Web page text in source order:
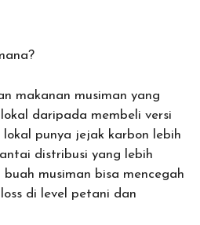
makanan musiman yang
daripada membeli versi
lokal punya jejak karbon lebih
distribusi yang lebih
buah musiman bisa mencegah
di level petani dan